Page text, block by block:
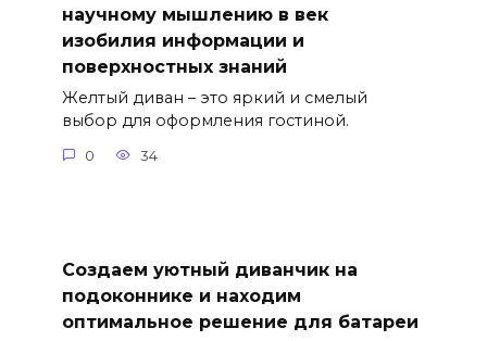
научному мышлению в век
изобилия информации и
поверхностных знаний
Желтый диван – это яркий и смелый
выбор для оформления гостиной.
0 34
Создаем уютный диванчик на
подоконнике и находим
оптимальное решение для батареи